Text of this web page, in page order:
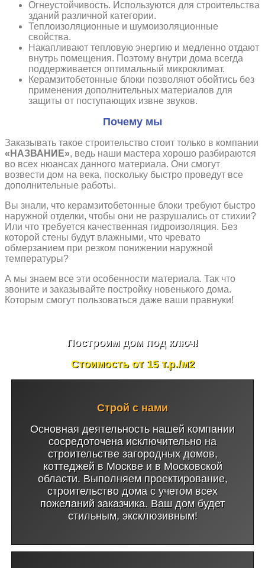
Огнеустойчивость. Используются для строительства
зданий различной категории.
Теплоизоляционные и шумоизоляционные
свойства.
Накапливают тепловую энергию и медленно отдают
внутрь помещения. Поэтому внутри дома всегда
поддерживается оптимальный микроклимат.
Керамзитобетонные блоки позволяют обойтись без
применения дополнительных материалов для
защиты от поступающих извне звуков.
Почему мы
Заказывать такое строительство стоит только в компании
«НАЗВАНИЕ», ведь наши мастера хорошо разбираются
во всех нюансах данного материала. Они смогут
возвести дом на века, поскольку быстро проведут все
дополнительные работы.
Вы знали, что керамзитобетонные блоки требуют быстро
наружной отделки, чтобы они не разрушались от стихии?
Или что требуется качественная гидроизоляция. Без
которой стены будут влажными, что чревато
обмерзанием при резком понижении наружной
температуры?
А мы знаем все эти особенности материала. Так что
звоните и заказывайте постройку новенького дома.
Которым смогут пользоваться даже ваши правнуки!
Построим дом под ключ!
Стоимость от 15 т.р./м2
Строй с нами
Основная деятельность нашей компании
сосредоточена исключительно на
строительстве загородных домов,
коттеджей в Москве и в Московской
области. Выполняем проектирование,
строительство дома с учетом всех
пожеланий заказчика. Ваш дом будет
стильным, эксклюзивным!